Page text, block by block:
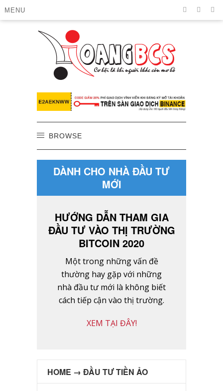
MENU
BROWSE
DÀNH CHO NHÀ ĐẦU TƯ
MỚI
HƯỚNG DẪN THAM GIA
ĐẦU TƯ VÀO THỊ TRƯỜNG
BITCOIN 2020
Một trong những vấn đề
thường hay gặp với những
nhà đầu tư mới là không biết
cách tiếp cận vào thị trường.
XEM TẠI ĐÂY!
HOME → ĐẦU TƯ TIỀN ẢO